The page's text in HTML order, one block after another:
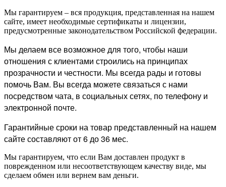
Мы гарантируем – вся продукция, представленная на нашем
сайте, имеет необходимые сертификаты и лицензии,
предусмотренные законодательством Российской федерации.
Мы делаем все возможное для того, чтобы наши
отношения с клиентами строились на принципах
прозрачности и честности. Мы всегда рады и готовы
помочь Вам. Вы всегда можете связаться с нами
посредством чата, в социальных сетях, по телефону и
электронной почте.
Гарантийные сроки на товар представленный на нашем
сайте составляют от 6 до 36 мес.
Мы гарантируем, что если Вам доставлен продукт в
поврежденном или несоответствующем качеству виде, мы
сделаем обмен или вернем вам деньги.